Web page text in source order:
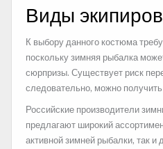
Виды
К выбору данного костюма
поскольку зимняя рыбалка
сюрпризы. Существует риск
следовательно, можно
Российские производители
предлагают широкий
активной зимней рыбалки, так и